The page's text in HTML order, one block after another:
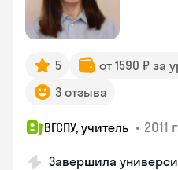
5 от 1590 ₽ за
3 отзыва
ВГСПУ, учитель • 2011
Завершила